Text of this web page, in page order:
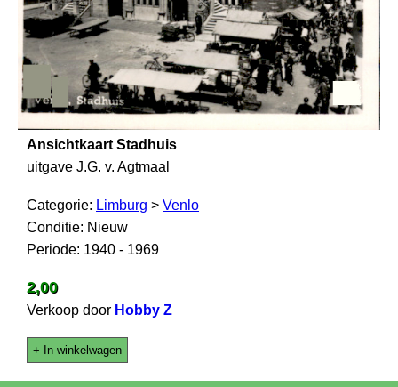
Ansichtkaart Stadhuis
uitgave J.G. v. Agtmaal
Categorie: Limburg > Venlo
Conditie: Nieuw
Periode: 1940 - 1969
2,00
Verkoop door Hobby Z
+ In winkelwagen